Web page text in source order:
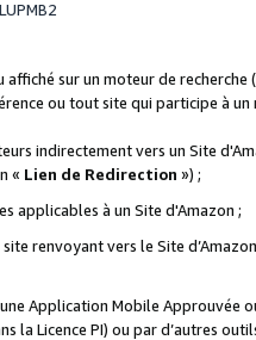
sur un moteur de
ou tout site qui participe à un
indirectement vers un Site
« Lien de Redirection ») ;
applicables à un Site d'Amazon ;
renvoyant vers le Site
Application Mobile Approuvée
la Licence PI) ou par d’autres